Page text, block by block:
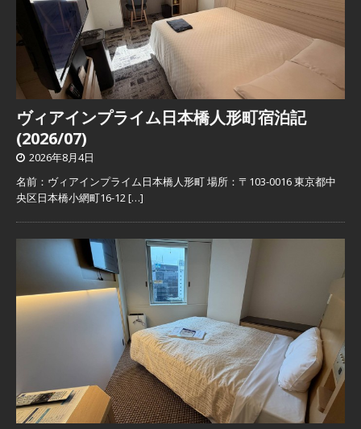
ヴィアインプライム日本橋人形町宿泊記
(2026/07)
2026年8月4日
名前：ヴィアインプライム日本橋人形町 場所：〒103-0016 東京都中
央区日本橋小網町16-12[…]